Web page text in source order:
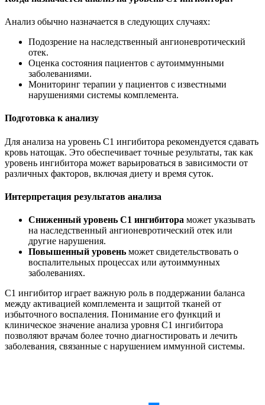
Анализ обычно назначается в следующих случаях:
Подозрение на наследственный ангионевротический
отек.
Оценка состояния пациентов с аутоиммунными
заболеваниями.
Мониторинг терапии у пациентов с известными
нарушениями системы комплемента.
Подготовка к анализу
Для анализа на уровень С1 ингибитора рекомендуется сдавать
кровь натощак. Это обеспечивает точные результаты, так как
уровень ингибитора может варьироваться в зависимости от
различных факторов, включая диету и время суток.
Интерпретация результатов анализа
Сниженный уровень С1 ингибитора может указывать
на наследственный ангионевротический отек или
другие нарушения.
Повышенный уровень может свидетельствовать о
воспалительных процессах или аутоиммунных
заболеваниях.
С1 ингибитор играет важную роль в поддержании баланса
между активацией комплемента и защитой тканей от
избыточного воспаления. Понимание его функций и
клиническое значение анализа уровня С1 ингибитора
позволяют врачам более точно диагностировать и лечить
заболевания, связанные с нарушением иммунной системы.